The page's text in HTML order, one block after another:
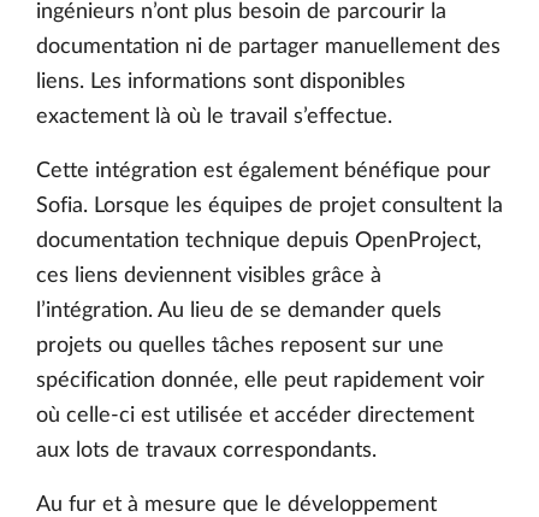
ingénieurs n’ont plus besoin de parcourir la
documentation ni de partager manuellement des
liens. Les informations sont disponibles
exactement là où le travail s’effectue.
Cette intégration est également bénéfique pour
Sofia. Lorsque les équipes de projet consultent la
documentation technique depuis OpenProject,
ces liens deviennent visibles grâce à
l’intégration. Au lieu de se demander quels
projets ou quelles tâches reposent sur une
spécification donnée, elle peut rapidement voir
où celle-ci est utilisée et accéder directement
aux lots de travaux correspondants.
Au fur et à mesure que le développement